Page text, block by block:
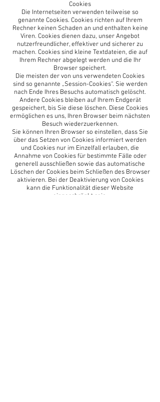
Cookies
Die Internetseiten verwenden teilweise so
genannte Cookies. Cookies richten auf Ihrem
Rechner keinen Schaden an und enthalten keine
Viren. Cookies dienen dazu, unser Angebot
nutzerfreundlicher, effektiver und sicherer zu
machen. Cookies sind kleine Textdateien, die auf
Ihrem Rechner abgelegt werden und die Ihr
Browser speichert.
Die meisten der von uns verwendeten Cookies
sind so genannte „Session-Cookies“. Sie werden
nach Ende Ihres Besuchs automatisch gelöscht.
Andere Cookies bleiben auf Ihrem Endgerät
gespeichert, bis Sie diese löschen. Diese Cookies
ermöglichen es uns, Ihren Browser beim nächsten
Besuch wiederzuerkennen.
Sie können Ihren Browser so einstellen, dass Sie
über das Setzen von Cookies informiert werden
und Cookies nur im Einzelfall erlauben, die
Annahme von Cookies für bestimmte Fälle oder
generell ausschließen sowie das automatische
Löschen der Cookies beim Schließen des Browser
aktivieren. Bei der Deaktivierung von Cookies
kann die Funktionalität dieser Website
eingeschränkt sein.